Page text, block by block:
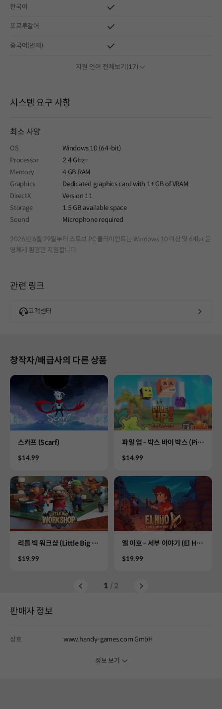
한국어
포르투갈어
중국어(번체)
지원 언어 전체보기(17)
시스템 요구 사항
최소 사양
OS
Windows 10 (64-bit)
Processor
2.4 GHz+
Memory
4 GB RAM
Graphics
Dedicated graphics card with 1+ GB of VRAM
DirectX
Version 11
Storage
1.5 GB available space
Sound
Microphone required
2026년 6월 29일부터 스토브 PC 클라이언트는 Windows 10 이상 및 64bit 운
영체제 환경만 지원합니다.
관련 링크
고객센터
창작자/배급사의 다른 상품
Product
스카프 (Scarf)
Price
$14.99
Product
파일 업 - 박스 바이 박스 (Pile
Price
$14.99
Product
리틀 빅 워크샵 (Little Big W
Price
$19.99
Product
엘 이호 - 서부 이야기 (El Hij
Price
$19.99
1 / 2
판매자 정보
상호 www.handy-games.com GmbH
정보 보기